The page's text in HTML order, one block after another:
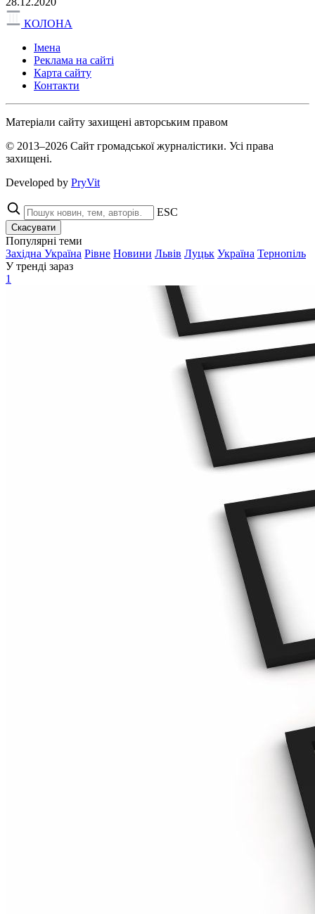
КОЛОНА
Імена
Реклама на сайті
Карта сайту
Контакти
Матеріали сайту захищені авторським правом
© 2013–2026 Сайт громадської журналістики. Усі права
захищені.
Developed by PryVit
ESC
Скасувати
Популярні теми
Західна Україна Рівне Новини Львів Луцьк Україна Тернопіль
У тренді зараз
1